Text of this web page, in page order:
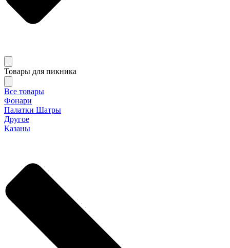
Товары для пикника
Все товары
Фонари
Палатки Шатры
Другое
Казаны